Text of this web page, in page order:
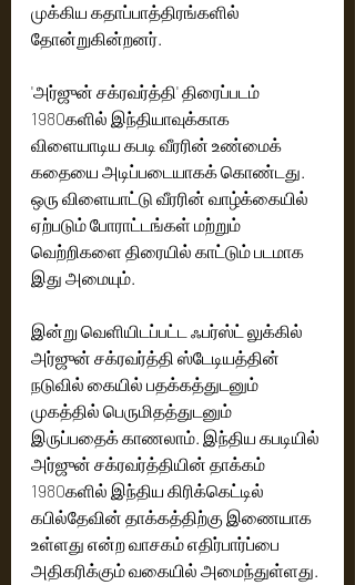
முக்கிய கதாப்பாத்திரங்களில்
தோன்றுகின்றனர்.
'அர்ஜுன் சக்ரவர்த்தி' திரைப்படம்
1980களில் இந்தியாவுக்காக
விளையாடிய கபடி வீரரின் உண்மைக்
கதையை அடிப்படையாகக் கொண்டது.
ஒரு விளையாட்டு வீரரின் வாழ்க்கையில்
ஏற்படும் போராட்டங்கள் மற்றும்
வெற்றிகளை திரையில் காட்டும் படமாக
இது அமையும்.
இன்று வெளியிடப்பட்ட ஃபர்ஸ்ட் லுக்கில்
அர்ஜுன் சக்ரவர்த்தி ஸ்டேடியத்தின்
நடுவில் கையில் பதக்கத்துடனும்
முகத்தில் பெருமிதத்துடனும்
இருப்பதைக் காணலாம். இந்திய கபடியில்
அர்ஜுன் சக்ரவர்த்தியின் தாக்கம்
1980களில் இந்திய கிரிக்கெட்டில்
கபில்தேவின் தாக்கத்திற்கு இணையாக
உள்ளது என்ற வாசகம் எதிர்பார்ப்பை
அதிகரிக்கும் வகையில் அமைந்துள்ளது.